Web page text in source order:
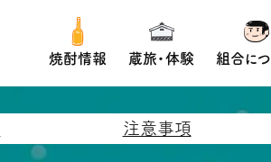
焼酎情報 蔵旅・体験 組合に
注意事項